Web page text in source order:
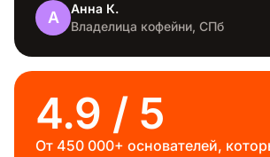
Строительство
А
Анна К.
Владелица кофейни, СПб
4.9 / 5
От 450 000+ основателей,